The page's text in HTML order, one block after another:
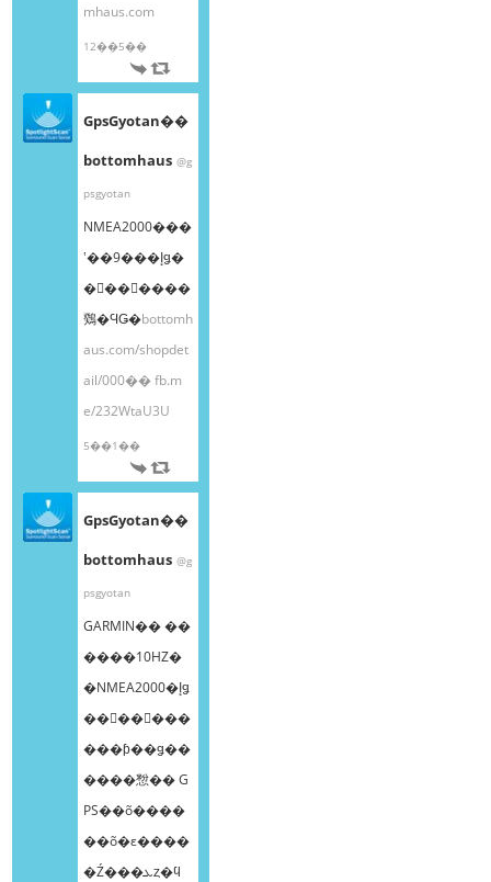
mhaus.com
12��5��
GpsGyotan��
bottomhaus @g
psgyotan
NMEA2000���
ʽ��9���إǥ�
�󥰥��󥵡����
䳫�ϤǤ�bottomh
aus.com/shopdet
ail/000��fb.m
e/232WtaU3U
5��1��
GpsGyotan��
bottomhaus @g
psgyotan
GARMIN�� ��
����10HZ�
�NMEA2000�إǥ
��󥰥��󥵡���
���ƥ��ǥ��
����㥹�� G
PS��õ����
��õ�ε����
�Ź���ܥȥ�ϥ